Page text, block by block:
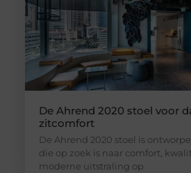
De Ahrend 2020 stoel voor
zitcomfort
De Ahrend 2020 stoel is
die op zoek is naar comfort,
moderne uitstraling op